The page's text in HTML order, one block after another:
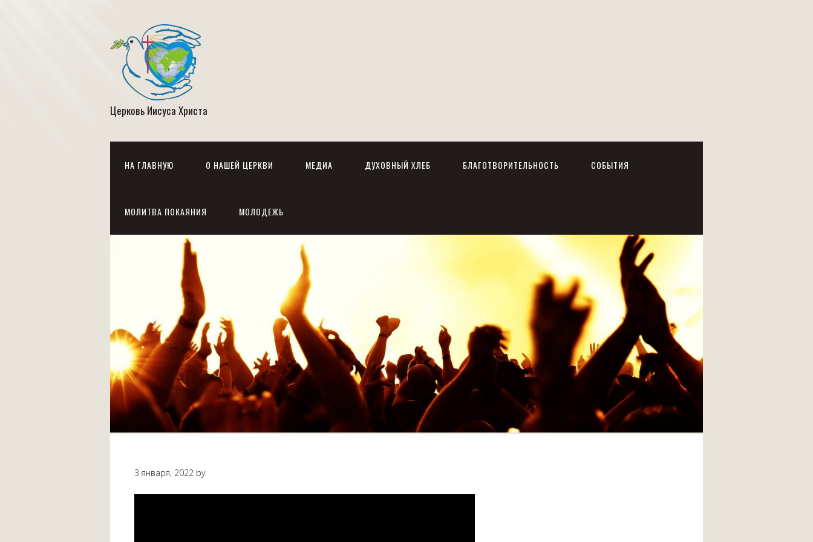
Церковь Иисуса Христа
НА ГЛАВНУЮ О НАШЕЙ ЦЕРКВИ МЕДИА ДУХОВНЫЙ ХЛЕБ БЛАГОТВОРИТЕЛЬНОСТЬ СОБЫТИЯ
МОЛИТВА ПОКАЯНИЯ МОЛОДЕЖЬ
3 января, 2022 by